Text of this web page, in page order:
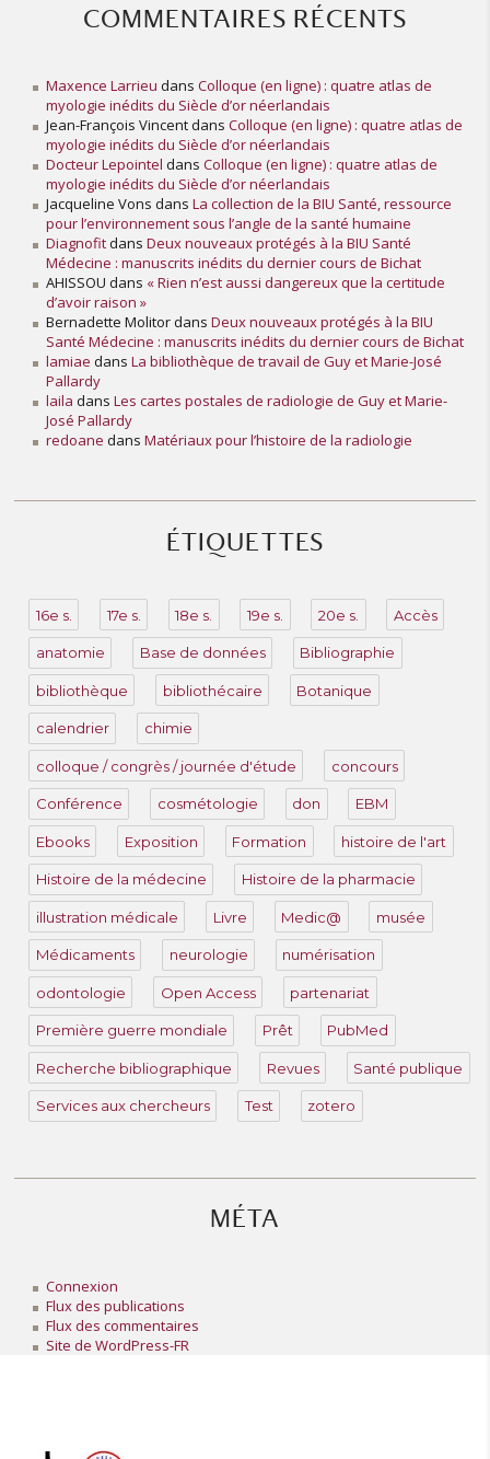
COMMENTAIRES RÉCENTS
Maxence Larrieu dansColloque (en ligne) : quatre atlas de
myologie inédits du Siècle d’or néerlandais
Jean-François VincentdansColloque (en ligne) : quatre atlas de
myologie inédits du Siècle d’or néerlandais
Docteur Lepointel dansColloque (en ligne) : quatre atlas de
myologie inédits du Siècle d’or néerlandais
Jacqueline Vons dansLa collection de la BIU Santé, ressource
pour l’environnement sous l’angle de la santé humaine
DiagnofitdansDeux nouveaux protégés à la BIU Santé
Médecine : manuscrits inédits du dernier cours de Bichat
AHISSOU dans « Rien n’est aussi dangereux que la certitude
d’avoir raison »
Bernadette MolitordansDeux nouveaux protégés à la BIU
Santé Médecine : manuscrits inédits du dernier cours de Bichat
lamiae dansLa bibliothèque de travail de Guy et Marie-José
Pallardy
laila dansLes cartes postales de radiologie de Guy et Marie-
José Pallardy
redoane dansMatériaux pour l’histoire de la radiologie
ÉTIQUETTES
16e s. 17e s. 18e s. 19e s. 20e s. Accès
anatomie Base de données Bibliographie
bibliothèque bibliothécaire Botanique
calendrier chimie
colloque / congrès / journée d'étude concours
Conférence cosmétologie don EBM
Ebooks Exposition Formation histoire de l'art
Histoire de la médecine Histoire de la pharmacie
illustration médicale Livre Medic@ musée
Médicaments neurologie numérisation
odontologie Open Access partenariat
Première guerre mondiale Prêt PubMed
Recherche bibliographique Revues Santé publique
Services aux chercheurs Test zotero
MÉTA
Connexion
Flux des publications
Flux des commentaires
Site de WordPress-FR